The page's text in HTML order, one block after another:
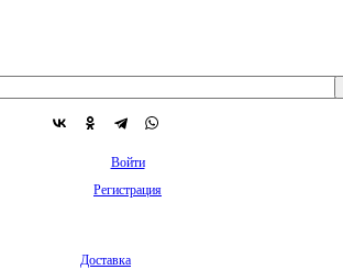
Войти
Регистрация
Доставка